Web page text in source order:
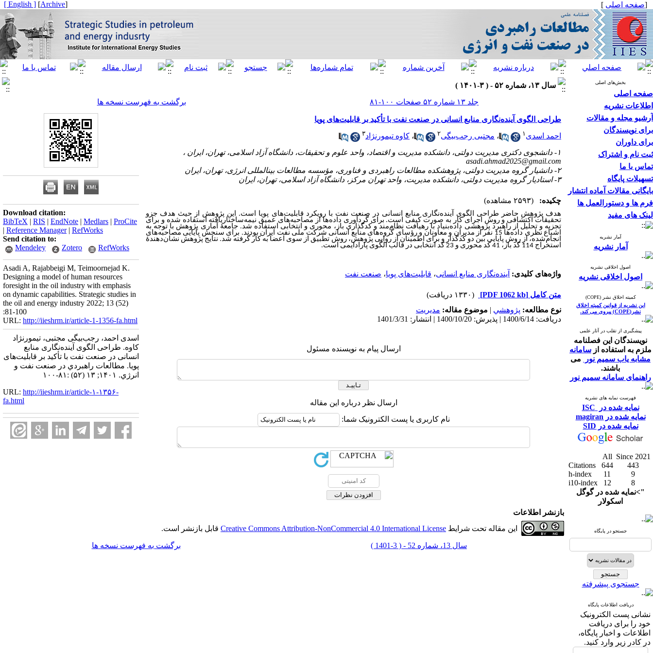
[صفحه اصلی ]
[
Archive
]
[ English ]
بخش‌های اصلی
صفحه اصلی
اطلاعات نشریه
آرشیو مجله و مقالات
برای نویسندگان
برای داوران
ثبت نام و اشتراک
تماس با ما
تسهیلات پایگاه
بایگانی مقالات آماده انتشار
فرم ها و دستورالعمل ها
لینک های مفید
آمار نشریه
آمار نشریه
اصول اخلاقی نشریه
اصول اخلاقی نشریه
کمیته اخلاق نشر (COPE)
این نشریه از قوانین کمیته اخلاق
نشر(COPE) پیروی می کند.
پیشگیری از تقلب در آثار علمی
نویسندگان این فصلنامه
ملزم به استفاده از سامانه
مشابه یاب سمیم نور
می
باشند.
راهنمای سامانه سمیم نور
فهرست نمایه های نشریه
نمایه شده در ISC
نمایه شده در magiran
نمایه شده در SID
All Since 2021
Citations
644
443
h-index
11
9
i10-index
12
8
">نمایه شده در گوگل
اسکولار
جستجو در پایگاه
جستجوی پیشرفته
دریافت اطلاعات پایگاه
نشانی پست الکترونیک
خود را برای دریافت
اطلاعات و اخبار پایگاه،
در کادر زیر وارد کنید.
سال ۱۳، شماره ۵۲ - ( ۳-۱۴۰۱ )
جلد ۱۳ شماره ۵۲ صفحات ۱۰۰-۸۱
برگشت به فهرست نسخه ها
طراحی الگوی آینده‌‌نگاری منابع انسانی در صنعت نفت با تأکید بر قابلیت‌‌‌‌های پویا
احمد اسدی ۱ ، مجتبی رجب‌بیگی۲ ، کاوه تیمورنژاد۳
۱- دانشجوی دکتری مدیریت دولتی، دانشکده مدیریت و اقتصاد، واحد علوم و تحقیقات، دانشگاه آزاد اسلامی، تهران، ایران ،
asadi.ahmad2025@gmail.com
۲- دانشیار گروه مدیریت دولتی، پژوهشکده مطالعات راهبردی و فناوری، مؤسسه مطالعات بینالمللی انرژی، تهران، ایران
۳- استادیار گروه مدیریت دولتی، دانشکده مدیریت، واحد تهران مرکز، دانشگاه آزاد اسلامی، تهران، ایران
چکیده: (۲۵۹۳ مشاهده)
هدف پژوهش حاضر طراحی الگوی آینده‌نگاری منابع انسانی در صنعت نفت با رویکرد قابلیت‌‌‌‌های پویا است. این پژوهش از حیث هدف جزو
تحقیقات اکتشافی و ‌روش اجرای کار به صورت کیفی است. برای گردآوری داده‌‌‌‌ها از مصاحبه‌‌‌‌های عمیقنیمه‌ساختاریافته استفاده شده و برای
تجزیه و ‌تحلیل از راهبرد پژوهشی داده‌بنیاد با رهیافت نظام‌‌مند و کد گذاری باز، محوری و انتخابی استفاده شد. جامعۀ آماری پژوهش با توجه به
اشباع نظری داده‌‌‌‌ها نفر از مدیران و معاونان و رؤسای گروه‌‌‌‌های منابع انسانی شرکت ملی نفت ایران بودند. برای سنجش پایایی مصاحبه‌‌‌‌های
انجام‌شده، از روش پایایی بین دو کدگذار و برای اطمینان از روایی پژوهش، روش تطبیقاز سوی اعضا به کار گرفته شد. نتایج پژوهش نشان‌‌‌دهندۀ
استخراج 114 کد باز‌‌، 41 کد محوری و 23 کد انتخابی در قالب الگوی پارادایمی است.
واژه‌های کلیدی: آینده‌‌نگاری منابع انسانی، قابلیت‌‌‌‌های پویا، صنعت نفت
متن کامل [PDF 1062 kb]
(۱۳۳۰ دریافت)
نوع مطالعه: پژوهشي | موضوع مقاله: مديريت
دریافت: 1400/6/14 | پذیرش: 1400/10/20 | انتشار: 1401/3/31
ارسال پیام به نویسنده مسئول
ارسال نظر درباره این مقاله
نام کاربری یا پست الکترونیک شما:
Download citation:
BibTeX | RIS | EndNote | Medlars | ProCite
| Reference Manager| RefWorks
Send citation to:
Mendeley
Zotero RefWorks
Asadi A, Rajabbeigi M, Teimoornejad K.
Designing a model of human resources
foresight in the oil industry with emphasis
on dynamic capabilities. Strategic studies in
the oil and energy industry 2022; 13 (52)
:81-100
URL: http://iieshrm.ir/article-1-1356-fa.html
اسدی احمد، رجب‌بیگی مجتبی، تیمورنژاد
کاوه. طراحی الگوی آینده‌‌نگاری منابع
انسانی در صنعت نفت با تأکید بر قابلیت‌‌‌‌های
پویا. مطالعات راهبردي در صنعت نفت و
انرژي. ۱۴۰۱; ۱۳ (۵۲) :۸۱-۱۰۰
URL: http://iieshrm.ir/article-۱-۱۳۵۶-
fa.html
بازنشر اطلاعات
این مقاله تحت شرایط Creative Commons Attribution-NonCommercial 4.0 International License قابل بازنشر است.
سال 13، شماره 52 - ( 3-1401 ) برگشت به فهرست نسخه ها